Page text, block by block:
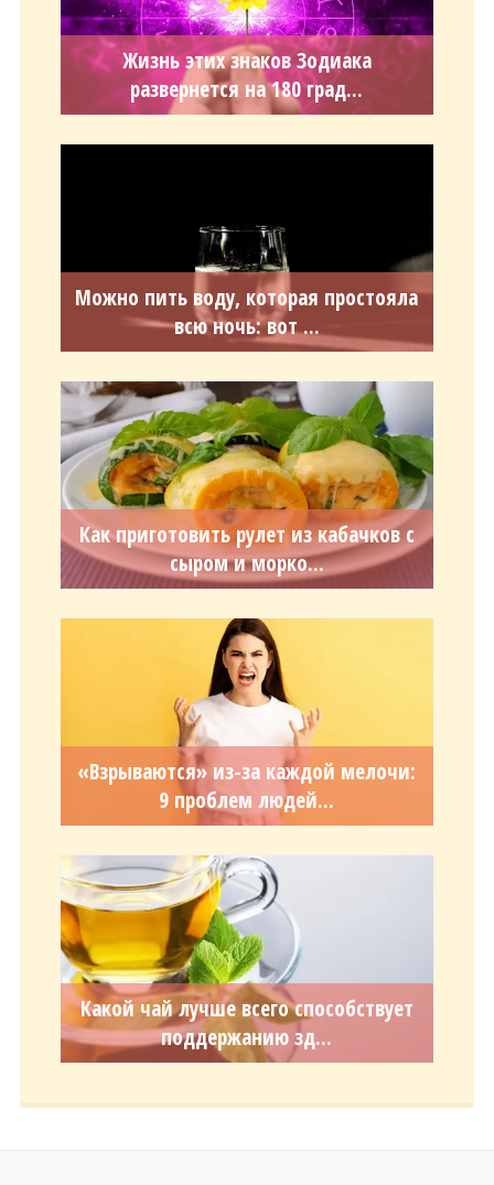
Жизнь этих знаков Зодиака
развернется на 180 град...
Можно пить воду, которая простояла
всю ночь: вот ...
Как приготовить рулет из кабачков с
сыром и морко...
«Взрываются» из-за каждой мелочи:
9 проблем людей...
Какой чай лучше всего способствует
поддержанию зд...